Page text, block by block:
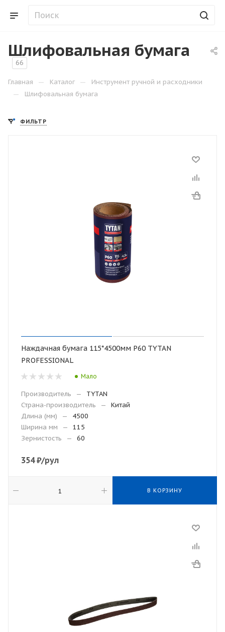
Шлифовальная бумага
66
Главная — Каталог — Инструмент ручной и расходники
— Шлифовальная бумага
ФИЛЬТР
Наждачная бумага 115*4500мм Р60 TYTAN
PROFESSIONAL
Мало
Производитель —
TYTAN
Страна-производитель
—
Китай
Длина (мм)
—
4500
Ширина мм
—
115
Зернистость
— 60
354₽/рул
В КОРЗИНУ